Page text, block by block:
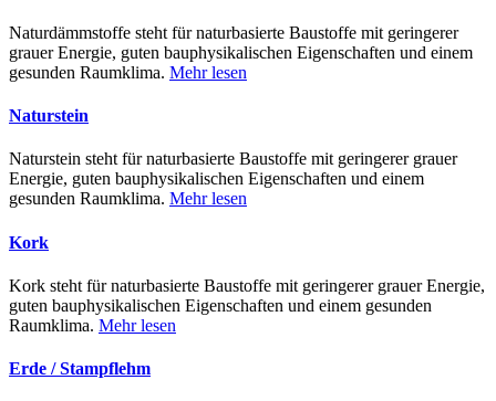
Naturdämmstoffe steht für naturbasierte Baustoffe mit geringerer
grauer Energie, guten bauphysikalischen Eigenschaften und einem
gesunden Raumklima. Mehr lesen
Naturstein
Naturstein steht für naturbasierte Baustoffe mit geringerer grauer
Energie, guten bauphysikalischen Eigenschaften und einem
gesunden Raumklima. Mehr lesen
Kork
Kork steht für naturbasierte Baustoffe mit geringerer grauer Energie,
guten bauphysikalischen Eigenschaften und einem gesunden
Raumklima. Mehr lesen
Erde / Stampflehm